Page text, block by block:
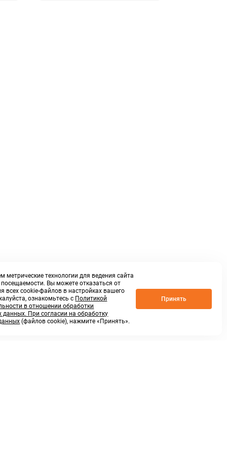
метрические технологии для ведения сайта
посещаемости. Вы можете отказаться от
всех cookie-файлов в настройках вашего
ознакомьтесь с Политикой
в отношении обработки
данных. При согласии на обработку
(файлов cookie), нажмите «Принять».
Принять